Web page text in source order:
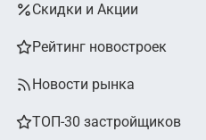
Скидки и Акции
Рейтинг новостроек
Новости рынка
ТОП-30 застройщиков